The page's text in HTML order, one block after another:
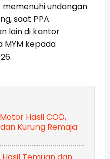
undangan
saat PPA
lain di kantor
MYM kepada
Hasil COD,
Kurung Remaja